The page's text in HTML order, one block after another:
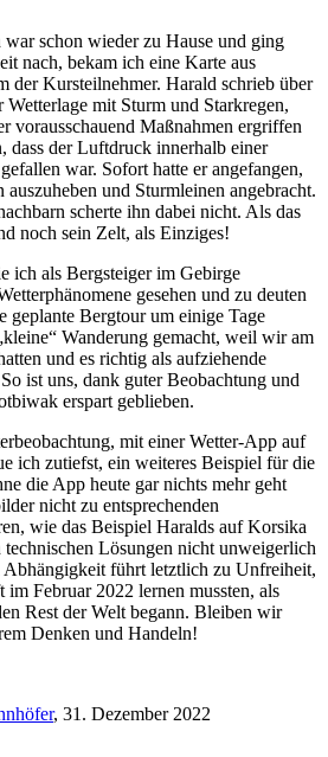
schon wieder zu Hause und ging
nach, bekam ich eine Karte aus
der Kursteilnehmer. Harald schrieb über
mit Sturm und Starkregen,
vorausschauend Maßnahmen ergriffen
dass der Luftdruck innerhalb einer
war. Sofort hatte er angefangen,
und Sturmleinen angebracht.
scherte ihn dabei nicht. Als das
noch sein Zelt, als Einziges!
ich als Bergsteiger im Gebirge
gesehen und zu deuten
geplante Bergtour um einige Tage
kleine
Wanderung gemacht, weil wir am
und es richtig als aufziehende
ist uns, dank guter Beobachtung und
erspart geblieben.
mit einer Wetter-App auf
ich zutiefst, ein weiteres Beispiel für die
die App heute gar nichts mehr geht
nicht zu entsprechenden
wie das Beispiel Haralds auf Korsika
Lösungen nicht unweigerlich
führt letztlich zu Unfreiheit,
Februar 2022 lernen mussten, als
Rest der Welt begann. Bleiben wir
Denken und Handeln!
, 31. Dezember 2022